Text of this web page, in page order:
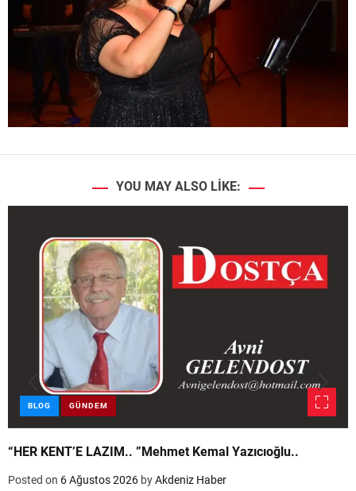
YOU MAY ALSO LIKE:
BLOG GÜNDEM
“HER KENT’E LAZIM.. ”Mehmet Kemal Yazıcıoğlu..
Posted on 6 Ağustos 2026 byAkdeniz Haber